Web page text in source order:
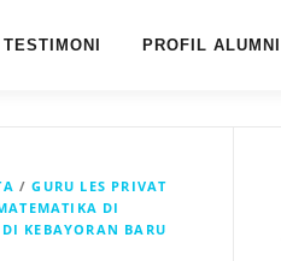
TESTIMONI PROFIL ALUMNI
/GURU LES PRIVAT
DI
KEBAYORAN BARU